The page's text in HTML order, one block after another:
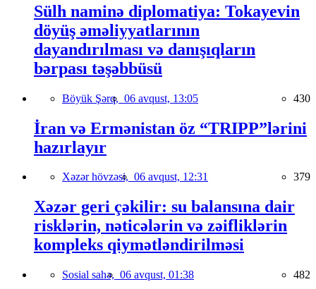
Sülh naminə diplomatiya: Tokayevin
döyüş əməliyyatlarının
dayandırılması və danışıqların
bərpası təşəbbüsü
Böyük Şərq, 06 avqust, 13:05 430
İran və Ermənistan öz “TRIPP”lərini
hazırlayır
Xəzər hövzəsi, 06 avqust, 12:31 379
Xəzər geri çəkilir: su balansına dair
risklərin, nəticələrin və zəifliklərin
kompleks qiymətləndirilməsi
Sosial sahə, 06 avqust, 01:38 482